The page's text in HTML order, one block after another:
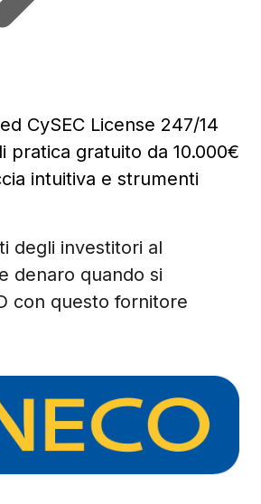
CySEC License 247/14
pratica gratuito da 10.000€
intuitiva e strumenti
degli investitori al
denaro quando si
con questo fornitore